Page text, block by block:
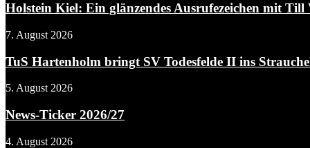
Holstein Kiel: Ein glänzendes Ausrufezeichen mit Till
7. August 2026
TuS Hartenholm bringt SV Todesfelde II ins
5. August 2026
News-Ticker 2026/27
4. August 2026